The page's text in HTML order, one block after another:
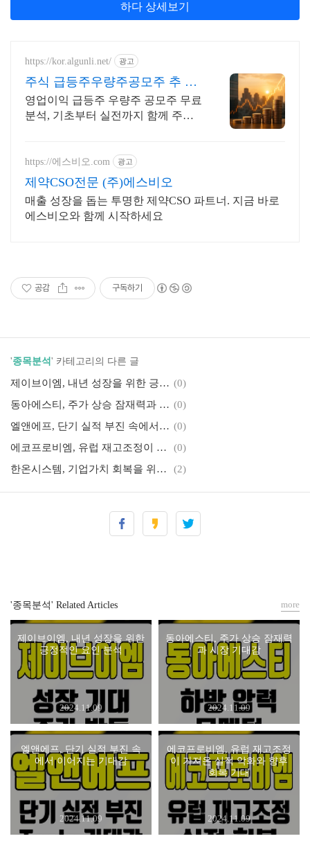
하다 상세보기
https://kor.algunli.net/ 광고
주식 급등주우량주공모주 추 지
금 안보면 늦어요
영업이익 급등주 우량주 공모주 무료
분석, 기초부터 실전까지 함께 주식
https://에스비오.com 광고
제약CSO전문 (주)에스비오
매출 성장을 돕는 투명한 제약CSO 파트너. 지금 바로
에스비오와 함께 시작하세요
공감 구독하기
'종목분석 ' 카테고리의 다른 글
제이브이엠, 내년 성장을 위한 긍정적인 요인 분석 (0)
동아에스티, 주가 상승 잠재력과 시장 기대감 (0)
엘앤에프, 단기 실적 부진 속에서 이어지는 기대감 (0)
에코프로비엠, 유럽 재고조정이 가져온 실적 악화와 향후 회복 기대
(0)
한온시스템, 기업가치 회복을 위한 경영 정상화의 첫걸음
(2)
'종목분석' Related Articles
제이브이엠, 내년 성장을 위한
긍정적인 요인 분석
2024.11.09
동아에스티, 주가 상승 잠재력
과 시장 기대감
2024.11.09
엘앤에프, 단기 실적 부진 속
에서 이어지는 기대감
2024.11.09
에코프로비엠, 유럽 재고조정
이 가져온 실적 악화와 향후
회복 기대
2024.11.09
more